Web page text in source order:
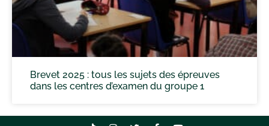
Brevet 2025 : tous les sujets des épreuves
dans les centres d’examen du groupe 1